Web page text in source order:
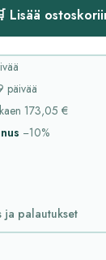
Lisää
päivää
173,05 €
−10%
ja palautukset